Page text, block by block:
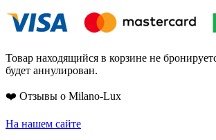
Товар находящийся в корзине не
будет аннулирован.
❤️ Отзывы о Milano-Lux
На нашем сайте